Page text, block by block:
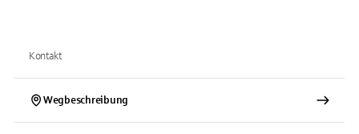
Kontakt
Wegbeschreibung